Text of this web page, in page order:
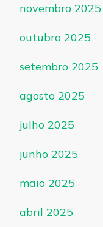
novembro 2025
outubro 2025
setembro 2025
agosto 2025
julho 2025
junho 2025
maio 2025
abril 2025